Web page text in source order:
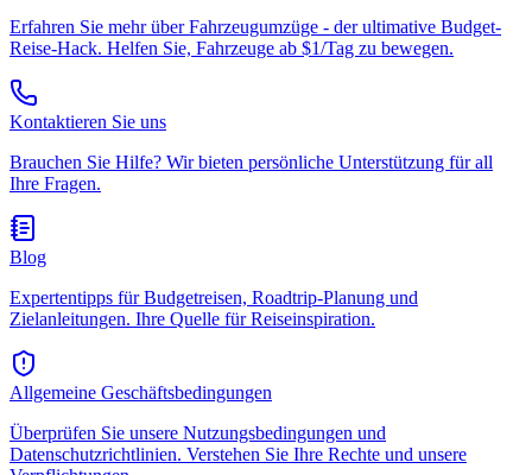
Erfahren Sie mehr über Fahrzeugumzüge - der ultimative Budget-
Reise-Hack. Helfen Sie, Fahrzeuge ab $1/Tag zu bewegen.
Kontaktieren Sie uns
Brauchen Sie Hilfe? Wir bieten persönliche Unterstützung für all
Ihre Fragen.
Blog
Expertentipps für Budgetreisen, Roadtrip-Planung und
Zielanleitungen. Ihre Quelle für Reiseinspiration.
Allgemeine Geschäftsbedingungen
Überprüfen Sie unsere Nutzungsbedingungen und
Datenschutzrichtlinien. Verstehen Sie Ihre Rechte und unsere